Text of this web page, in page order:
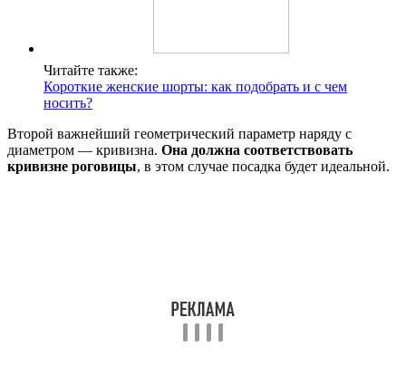
Читайте также:
Короткие женские шорты: как подобрать и с чем
носить?
Второй важнейший геометрический параметр наряду с
диаметром — кривизна. Она должна соответствовать
кривизне роговицы, в этом случае посадка будет идеальной.